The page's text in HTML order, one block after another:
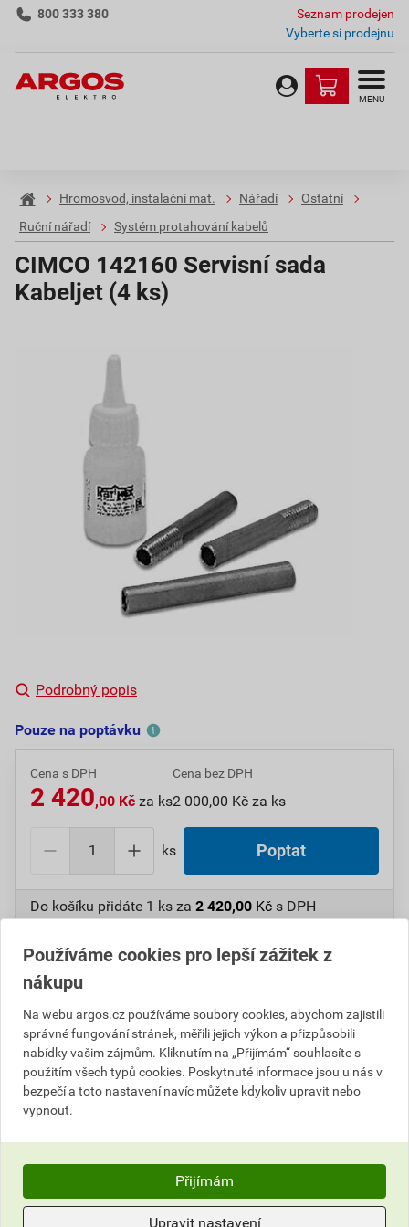
800 333 380
Seznam prodejen
Vyberte si prodejnu
MENU
Hromosvod, instalační mat. Nářadí
Ostatní
Ruční nářadí
Systém protahování kabelů
CIMCO 142160 Servisní sada
Kabeljet (4 ks)
Podrobný popis
Pouze na poptávku
Cena s DPH
2 420,00 Kč za ks
Cena bez DPH
2 000,00 Kč za ks
ks Poptat
Do košíku přidáte 1 ks za 2 420,00 Kč s DPH
Katalogový kód: 5UJ2P
Výrobky značky:
Popis
CIMCO 142160 Servisní sada Kabeljet pro o 7,2 mm (4
Používáme cookies pro lepší zážitek z
nákupu
Na webu argos.cz používáme soubory cookies, abychom zajistili
správné fungování stránek, měřili jejich výkon a přizpůsobili
nabídky vašim zájmům. Kliknutím na „Přijímám“ souhlasíte s
použitím všech typů cookies. Poskytnuté informace jsou u nás v
bezpečí a toto nastavení navíc můžete kdykoliv upravit nebo
vypnout.
Přijímám
Upravit nastavení